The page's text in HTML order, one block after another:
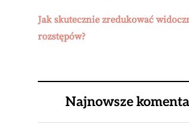
Jak skutecznie zredukować
rozstępów?
Najnowsze